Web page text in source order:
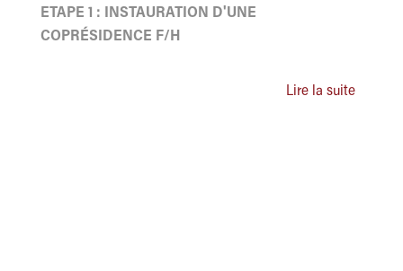
ETAPE 1 : INSTAURATION D'UNE
COPRÉSIDENCE F/H
Lire la suite